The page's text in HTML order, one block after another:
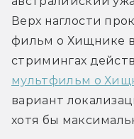
Верх наглости
фильм о Хищнике в
стримингах
мультфильм о
вариант
хотя бы